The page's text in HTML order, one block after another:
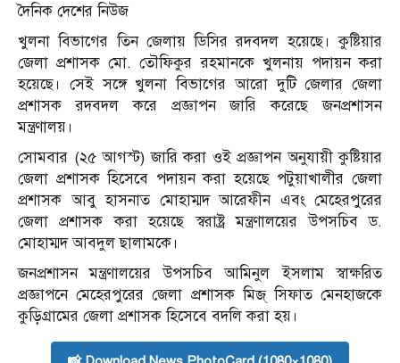
দৈনিক দেশের নিউজ
খুলনা বিভাগের তিন জেলায় ডিসির রদবদল হয়েছে। কুষ্টিয়ার
জেলা প্রশাসক মো. তৌফিকুর রহমানকে খুলনায় পদায়ন করা
হয়েছে। সেই সঙ্গে খুলনা বিভাগের আরো দুটি জেলার জেলা
প্রশাসক রদবদল করে প্রজ্ঞাপন জারি করেছে জনপ্রশাসন
মন্ত্রণালয়।
সোমবার (২৫ আগস্ট) জারি করা ওই প্রজ্ঞাপন অনুযায়ী কুষ্টিয়ার
জেলা প্রশাসক হিসেবে পদায়ন করা হয়েছে পটুয়াখালীর জেলা
প্রশাসক আবু হাসনাত মোহাম্মদ আরেফীন এবং মেহেরপুরের
জেলা প্রশাসক করা হয়েছে স্বরাষ্ট্র মন্ত্রণালয়ের উপসচিব ড.
মোহাম্মদ আবদুল ছালামকে।
জনপ্রশাসন মন্ত্রণালয়ের উপসচিব আমিনুল ইসলাম স্বাক্ষরিত
প্রজ্ঞাপনে মেহেরপুরের জেলা প্রশাসক মিজ্ সিফাত মেনহাজকে
কুড়িগ্রামের জেলা প্রশাসক হিসেবে বদলি করা হয়।